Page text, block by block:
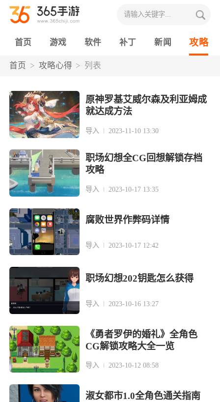
首页 游戏 软件 补丁 新闻 攻略
首页 攻略心得 列表
原神罗基艾威尔森及利亚姆成
就达成方法
导入 2023-11-10 13:30
职场幻想全CG回想解锁存档
攻略
导入 2023-10-17 13:35
腐败世界作弊码详情
导入 2023-10-17 12:42
职场幻想202钥匙怎么获得
导入 2023-10-16 13:27
《勇者罗伊的婚礼》全角色
CG解锁攻略大全一览
导入 2023-10-12 08:58
淑女都市1.0全角色通关指南